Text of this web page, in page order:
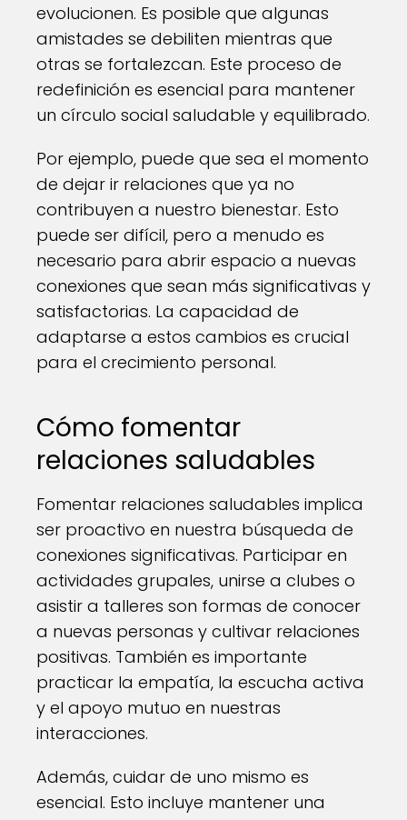
evolucionen. Es posible que algunas
amistades se debiliten mientras que
otras se fortalezcan. Este proceso de
redefinición es esencial para mantener
un círculo social saludable y equilibrado.
Por ejemplo, puede que sea el momento
de dejar ir relaciones que ya no
contribuyen a nuestro bienestar. Esto
puede ser difícil, pero a menudo es
necesario para abrir espacio a nuevas
conexiones que sean más significativas y
satisfactorias. La capacidad de
adaptarse a estos cambios es crucial
para el crecimiento personal.
Cómo fomentar
relaciones saludables
Fomentar relaciones saludables implica
ser proactivo en nuestra búsqueda de
conexiones significativas. Participar en
actividades grupales, unirse a clubes o
asistir a talleres son formas de conocer
a nuevas personas y cultivar relaciones
positivas. También es importante
practicar la empatía, la escucha activa
y el apoyo mutuo en nuestras
interacciones.
Además, cuidar de uno mismo es
esencial. Esto incluye mantener una